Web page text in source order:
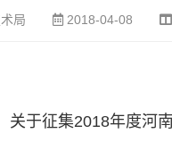
局 2018-04-08
关于征集2018年度河